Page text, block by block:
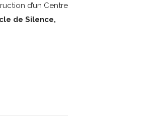
d’un Centre
de Silence,